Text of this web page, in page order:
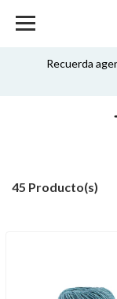
Recuerda
45 Producto(s)